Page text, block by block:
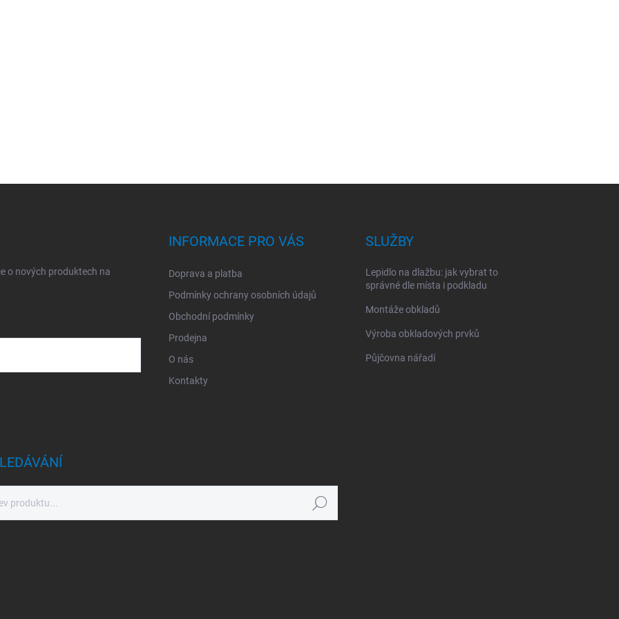
o nových produktech na
INFORMACE PRO VÁS
Doprava a platba
Podmínky ochrany osobních údajů
Obchodní podmínky
Prodejna
O nás
Kontakty
SLUŽBY
Lepidlo na dlažbu: jak vybrat to
správné dle místa i podkladu
Montáže obkladů
Výroba obkladových prvků
Půjčovna nářadí
Hledat